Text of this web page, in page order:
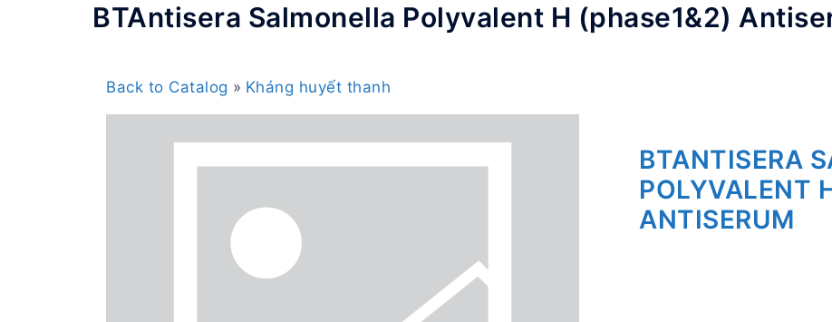
BTAntisera Salmonella Polyvalent H (phase1&2)
Back to Catalog Kháng huyết thanh
BTANTISERA
POLYVALENT
ANTISERUM